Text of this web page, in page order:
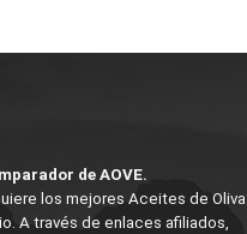
de AOVE.
los mejores Aceites de Oliva
A través de enlaces afiliados,